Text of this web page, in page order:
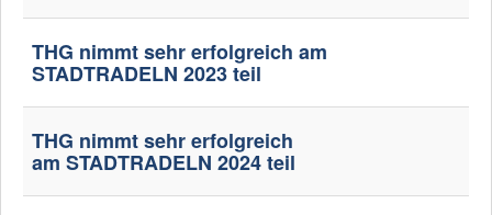
THG nimmt sehr erfolgreich am
STADTRADELN 2023 teil
THG nimmt sehr erfolgreich
am STADTRADELN 2024 teil